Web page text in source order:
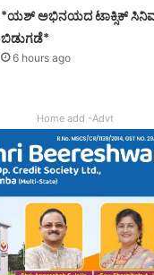
*ಯಶ್ ಅಭಿನಯದ ಟಾಕ್ಸಿಕ್
ಬಿಡುಗಡೆ*
6 hours ago
Home add -Advt